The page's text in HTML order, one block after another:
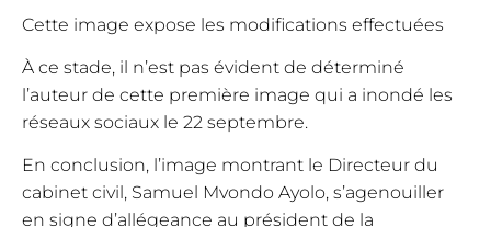
Cette image expose les modifications effectuées
À ce stade, il n’est pas évident de déterminé
l’auteur de cette première image qui a inondé les
réseaux sociaux le 22 septembre.
En conclusion, l’image montrant le Directeur du
cabinet civil, Samuel Mvondo Ayolo, s’agenouiller
en signe d’allégeance au président de la